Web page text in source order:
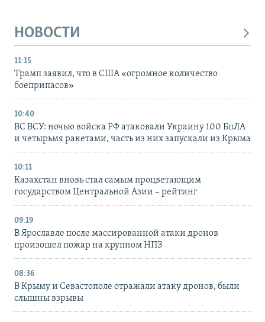
НОВОСТИ
11:15
Трамп заявил, что в США «огромное количество
боеприпасов»
10:40
ВС ВСУ: ночью войска РФ атаковали Украину 100 БпЛА
и четырьмя ракетами, часть из них запускали из Крыма
10:11
Казахстан вновь стал самым процветающим
государством Центральной Азии – рейтинг
09:19
В Ярославле после массированной атаки дронов
произошел пожар на крупном НПЗ
08:36
В Крыму и Севастополе отражали атаку дронов, были
слышны взрывы